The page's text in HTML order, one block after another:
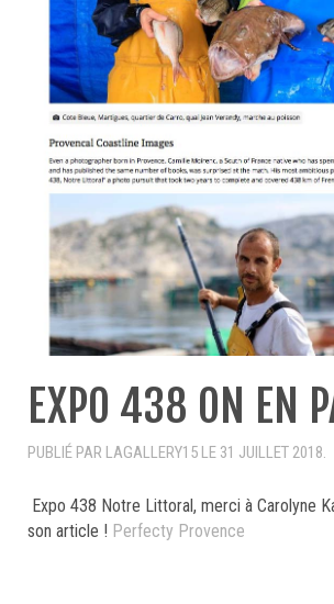
EXPO 438 ON EN
PUBLIÉ PAR LAGALLERY15 LE 31 JUILLET 2018.
Expo 438 Notre Littoral, merci à Carolyne
son article ! Perfecty Provence